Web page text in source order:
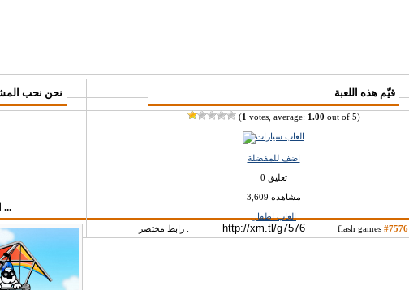
قيّم هذه اللعبة
(1 votes, average: 1.00 out of 5)
اضف للمفضلة
0 تعليق
3,609 مشاهده
العاب اطفال
رابط مختصر :
flash games #7576
♥ نحن نحب
العب ايضاً في قسم العاب اطفال ...